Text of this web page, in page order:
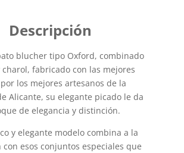
blucher tipo Oxford, combinado
fabricado con las mejores
los mejores artesanos de la
Alicante, su elegante picado le da
de elegancia y distinción.
y elegante modelo combina a la
con esos conjuntos especiales que